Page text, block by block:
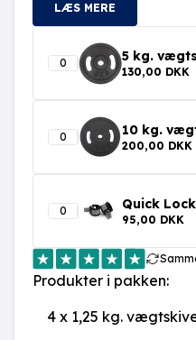
LÆS MERE
5 kg.
130,00 DKK
10 kg.
200,00 DKK
Quick
95,00 DKK
Produkter i pakken:
4 x 1,25 kg.